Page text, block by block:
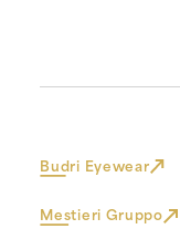
Budri Eyewear
Mestieri Gruppo